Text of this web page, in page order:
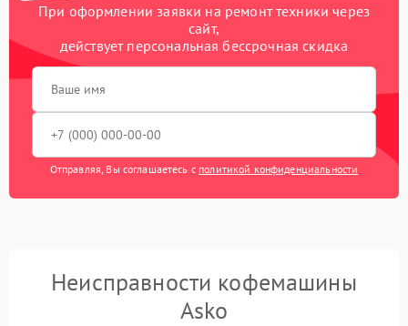
При оформлении заявки на ремонт техники через
сайт,
действует персональная бессрочная скидка
Отправляя, Вы соглашаетесь с политикой конфиденциальности
Неисправности кофемашины
Asko